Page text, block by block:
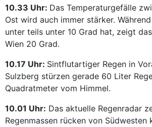
10.33 Uhr: Das Temperaturgefälle
Ost wird auch immer stärker.
unter teils unter 10 Grad hat, zeigt
Wien 20 Grad.
10.17 Uhr: Sintflutartiger Regen in
Sulzberg stürzen gerade 60 Liter
Quadratmeter vom Himmel.
10.01 Uhr: Das aktuelle Regenradar
Regenmassen rücken von Südwesten